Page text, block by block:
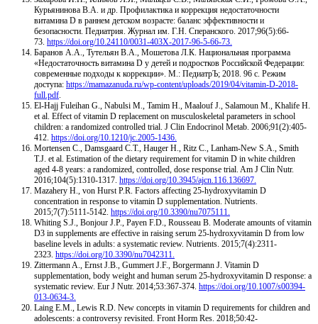
Курьянинова В.А. и др. Профилактика и коррекция недостаточности
витамина D в раннем детском возрасте: баланс эффективности и
безопасности. Педиатрия. Журнал им. Г.Н. Сперанского. 2017;96(5):66-
73. https://doi.org/10.24110/0031-403X-2017-96-5-66-73.
Баранов А.А., Тутельян В.А., Мошетова Л.К. Национальная программа
«Недостаточность витамина D у детей и подростков Российской Федерации:
современные подходы к коррекции». М.: ПедиатрЪ; 2018. 96 с. Режим
доступа: https://mamazanuda.ru/wp-content/uploads/2019/04/vitamin-D-2018-
full.pdf.
El-Hajj Fuleihan G., Nabulsi M., Tamim H., Maalouf J., Salamoun M., Khalife H.
et al. Effect of vitamin D replacement on musculoskeletal parameters in school
children: a randomized controlled trial. J Clin Endocrinol Metab. 2006;91(2):405-
412. https://doi.org/10.1210/jc.2005-1436.
Mortensen C., Damsgaard C.T., Hauger H., Ritz C., Lanham-New S.A., Smith
T.J. et al. Estimation of the dietary requirement for vitamin D in white children
aged 4-8 years: a randomized, controlled, dose response trial. Am J Clin Nutr.
2016;104(5):1310-1317. https://doi.org/10.3945/ajcn.116.136697.
Mazahery H., von Hurst P.R. Factors affecting 25-hydroxyvitamin D
concentration in response to vitamin D supplementation. Nutrients.
2015;7(7):5111-5142. https://doi.org/10.3390/nu7075111.
Whiting S.J., Bonjour J.P., Payen F.D., Rousseau B. Moderate amounts of vitamin
D3 in supplements are effective in raising serum 25-hydroxyvitamin D from low
baseline levels in adults: a systematic review. Nutrients. 2015;7(4):2311-
2323. https://doi.org/10.3390/nu7042311.
Zittermann A., Ernst J.B., Gummert J.F., Borgermann J. Vitamin D
supplementation, body weight and human serum 25-hydroxyvitamin D response: a
systematic review. Eur J Nutr. 2014;53:367-374. https://doi.org/10.1007/s00394-
013-0634-3.
Laing E.M., Lewis R.D. New concepts in vitamin D requirements for children and
adolescents: a controversy revisited. Front Horm Res. 2018;50:42-